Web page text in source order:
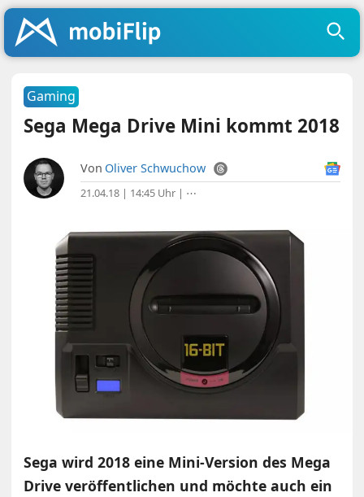
Gaming
Sega Mega Drive Mini kommt 2018
Von Oliver Schwuchow
21.04.18 | 14:45 Uhr | ⋯
Sega wird 2018 eine Mini-Version des Mega
Drive veröffentlichen und möchte auch ein